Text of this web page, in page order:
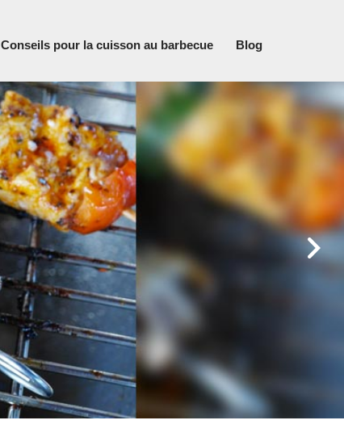
Conseils pour la cuisson au barbecue Blog